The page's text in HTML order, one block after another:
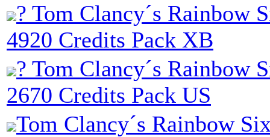
? Tom Clancy´s Rainbow
4920 Credits Pack XB
? Tom Clancy´s Rainbow
2670 Credits Pack US
Tom Clancy´s Rainbow